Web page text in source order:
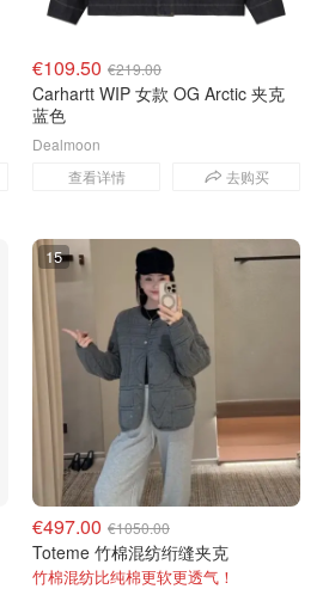
€109.50 €219.00
Carhartt WIP 女款 OG Arctic 夹克
蓝色
查看详情 去购买
Dealmoon
15
€497.00 €1050.00
Toteme 竹棉混纺绗缝夹克
竹棉混纺比纯棉更软更透气！